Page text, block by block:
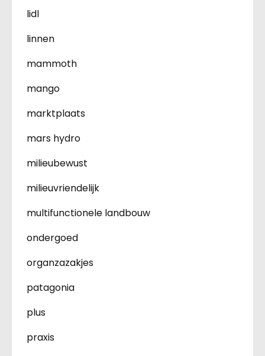
lidl
linnen
mammoth
mango
marktplaats
mars hydro
milieubewust
milieuvriendelijk
multifunctionele landbouw
ondergoed
organzazakjes
patagonia
plus
praxis